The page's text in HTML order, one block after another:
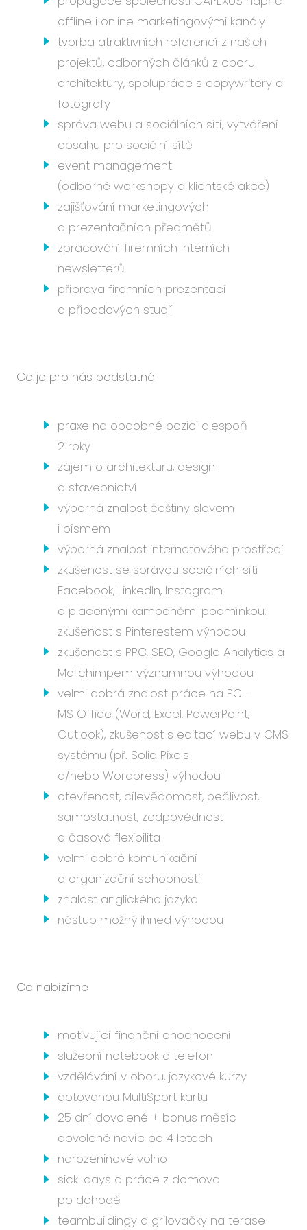
Blog
offline i online marketingovými kanály
tvorba atraktivních referencí z našich
projektů, odborných článků z oboru
architektury, spolupráce s copywritery a
fotografy
správa webu a sociálních sítí, vytváření
obsahu pro sociální sítě
event management
(odborné workshopy a klientské akce)
zajišťování marketingových
a prezentačních předmětů
zpracování firemních interních
newsletterů
příprava firemních prezentací
a případových studií
Co je pro nás podstatné
praxe na obdobné pozici alespoň
2 roky
zájem o architekturu, design
a stavebnictví
výborná znalost češtiny slovem
i písmem
výborná znalost internetového prostředí
zkušenost se správou sociálních sítí
Facebook, LinkedIn, Instagram
a placenými kampaněmi podmínkou,
zkušenost s Pinterestem výhodou
zkušenost s PPC, SEO, Google Analytics a
Mailchimpem významnou výhodou
velmi dobrá znalost práce na PC –
MS Office (Word, Excel, PowerPoint,
Outlook), zkušenost s editací webu v CMS
systému (př. Solid Pixels
a/nebo Wordpress) výhodou
otevřenost, cílevědomost, pečlivost,
samostatnost, zodpovědnost
a časová flexibilita
velmi dobré komunikační
a organizační schopnosti
znalost anglického jazyka
nástup možný ihned výhodou
Co nabízíme
motivující finanční ohodnocení
služební notebook a telefon
vzdělávání v oboru, jazykové kurzy
dotovanou MultiSport kartu
25 dní dovolené + bonus měsíc
dovolené navíc po 4 letech
narozeninové volno
sick-days a práce z domova
po dohodě
teambuildingy a grilovačky na terase